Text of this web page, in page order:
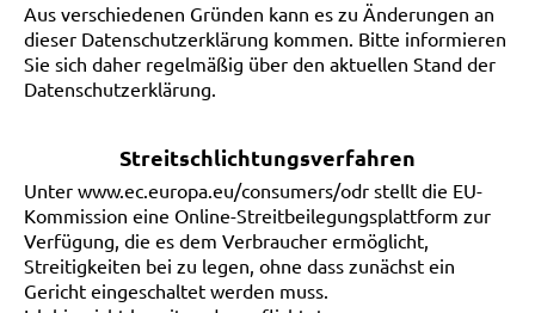
Aus verschiedenen Gründen kann es zu Änderungen an
dieser Datenschutzerklärung kommen. Bitte informieren
Sie sich daher regelmäßig über den aktuellen Stand der
Datenschutzerklärung.
Streitschlichtungsverfahren
Unter www.ec.europa.eu/consumers/odr stellt die EU-
Kommission eine Online-Streitbeilegungsplattform zur
Verfügung, die es dem Verbraucher ermöglicht,
Streitigkeiten bei zu legen, ohne dass zunächst ein
Gericht eingeschaltet werden muss.